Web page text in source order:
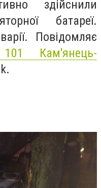
здійснили
батареї.
Повідомляє
Кам'янець-